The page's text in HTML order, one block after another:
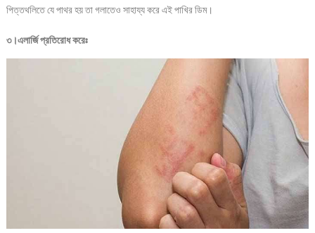
পিত্তথলিতে যে পাথর হয় তা গলাতেও সাহায্য করে এই পাখির ডিম।
৩।এলার্জি প্রতিরোধ করেঃ